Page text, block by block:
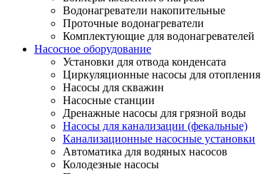
Водонагреватели накопительные
Проточные водонагреватели
Комплектующие для водонагревателей
Насосное оборудование
Установки для отвода конденсата
Циркуляционные насосы для отопления
Насосы для скважин
Насосные станции
Дренажные насосы для грязной воды
Насосы для канализации (фекальные)
Канализационные насосные установки
Автоматика для водяных насосов
Колодезные насосы